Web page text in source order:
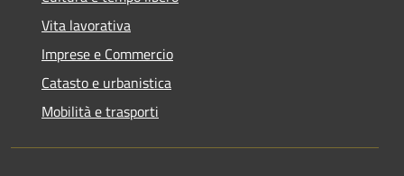
Vita lavorativa
Imprese e Commercio
Catasto e urbanistica
Mobilità e trasporti